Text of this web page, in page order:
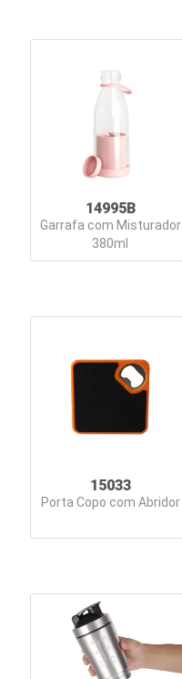
14995B
Garrafa com Misturador
380ml
15033
Porta Copo com Abridor